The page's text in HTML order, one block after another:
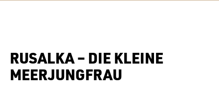
RUSALKA – DIE KLEINE
MEERJUNGFRAU